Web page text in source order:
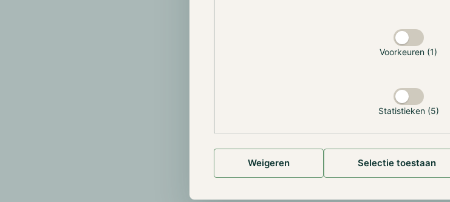
Voorkeuren (1)
Statistieken (5)
Weigeren Selectie toestaan
Stablecoin-bijeenkomst in Witte Huis leidt
Twee bijeenkomsten in het Witte Huis tussen
bonussen voorstelt, terwijl crypto-bedrijven
restricties. Banken vrezen dat hoge yields
President Trump's crypto-adviseur Patrick Witt gaf
eind februari compromistekst te leveren. Naast